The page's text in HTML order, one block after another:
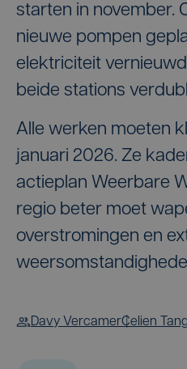
starten in november.
nieuwe pompen
elektriciteit
beide stations
Alle werken moeten
januari 2026. Ze
actieplan Weerbare
regio beter moet
overstromingen en
Davy VercamerCelien